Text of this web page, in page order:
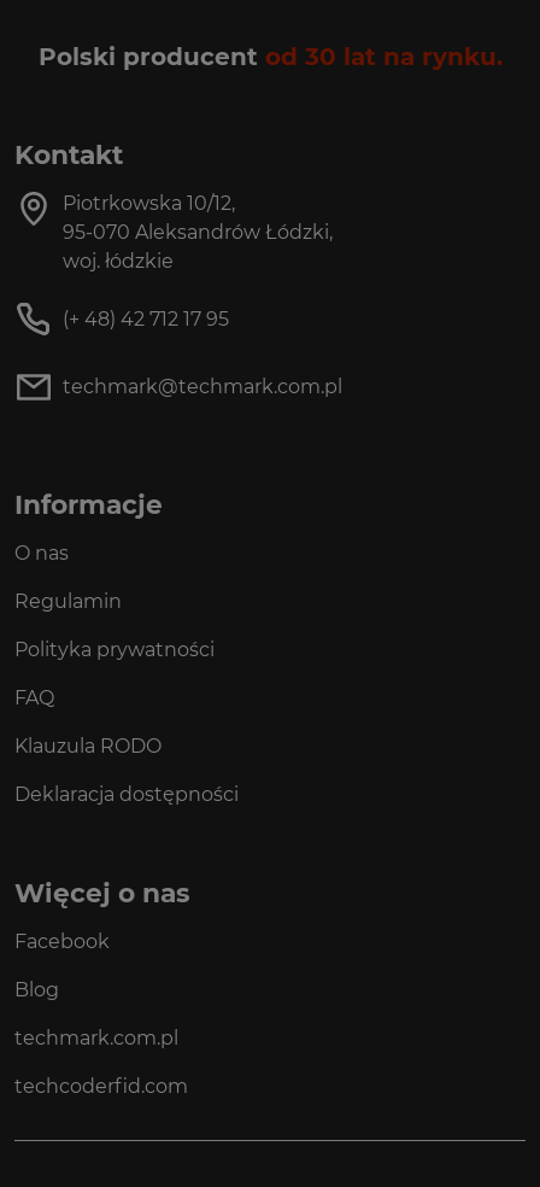
Polski producent od 30 lat na rynku.
Kontakt
Piotrkowska 10/12,
95-070 Aleksandrów Łódzki,
woj. łódzkie
(+ 48) 42 712 17 95
techmark@techmark.com.pl
Informacje
O nas
Regulamin
Polityka prywatności
FAQ
Klauzula RODO
Deklaracja dostępności
Więcej o nas
Facebook
Blog
techmark.com.pl
techcoderfid.com